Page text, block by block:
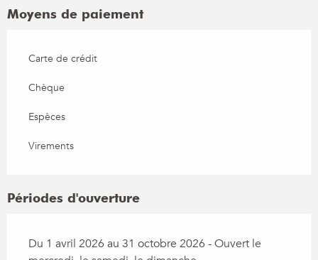
Moyens de paiement
Carte de crédit
Chèque
Espèces
Virements
Périodes d'ouverture
Du 1 avril 2026 au 31 octobre 2026 - Ouvert le